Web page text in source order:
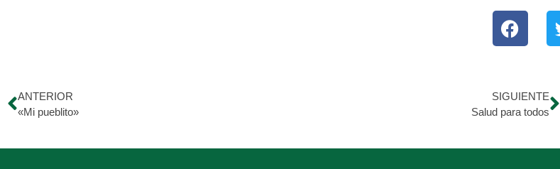
ANTERIOR
«Mi pueblito»
SIGUIENTE
Salud para todos